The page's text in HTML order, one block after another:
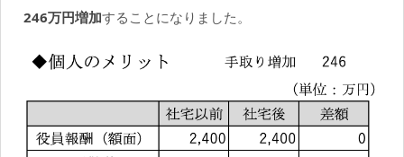
246万円増加することになりました。